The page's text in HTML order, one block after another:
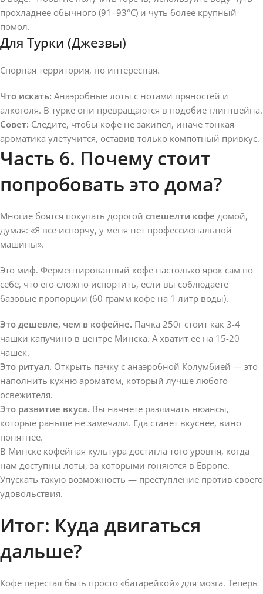
прохладнее обычного (91–93°C) и чуть более крупный
помол.
Для Турки (Джезвы)
Спорная территория, но интересная.
Что искать: Анаэробные лоты с нотами пряностей и
алкоголя. В турке они превращаются в подобие глинтвейна.
Совет: Следите, чтобы кофе не закипел, иначе тонкая
ароматика улетучится, оставив только компотный привкус.
Часть 6. Почему стоит
попробовать это дома?
Многие боятся покупать дорогой спешелти кофе домой,
думая: «Я все испорчу, у меня нет профессиональной
машины».
Это миф. Ферментированный кофе настолько ярок сам по
себе, что его сложно испортить, если вы соблюдаете
базовые пропорции (60 грамм кофе на 1 литр воды).
Это дешевле, чем в кофейне. Пачка 250г стоит как 3-4
чашки капучино в центре Минска. А хватит ее на 15-20
чашек.
Это ритуал. Открыть пачку с анаэробной Колумбией — это
наполнить кухню ароматом, который лучше любого
освежителя.
Это развитие вкуса. Вы начнете различать нюансы,
которые раньше не замечали. Еда станет вкуснее, вино
понятнее.
В Минске кофейная культура достигла того уровня, когда
нам доступны лоты, за которыми гоняются в Европе.
Упускать такую возможность — преступление против своего
удовольствия.
Итог: Куда двигаться
дальше?
Кофе перестал быть просто «батарейкой» для мозга. Теперь